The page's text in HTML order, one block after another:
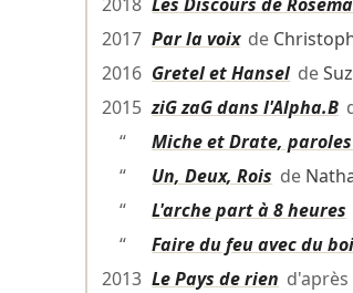
2017 Par la voixde
2016 Gretel et Hansel de
2015 ziG zaG dans l'Alpha.B
“
Miche et Drate,
“
Un, Deux, Rois de
“
L'arche part à 8 heures
“
Faire du feu avec du
2013 Le Pays de rien d'après